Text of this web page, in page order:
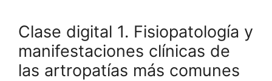
Clase digital 1. Fisiopatología y
manifestaciones clínicas de
las artropatías más comunes